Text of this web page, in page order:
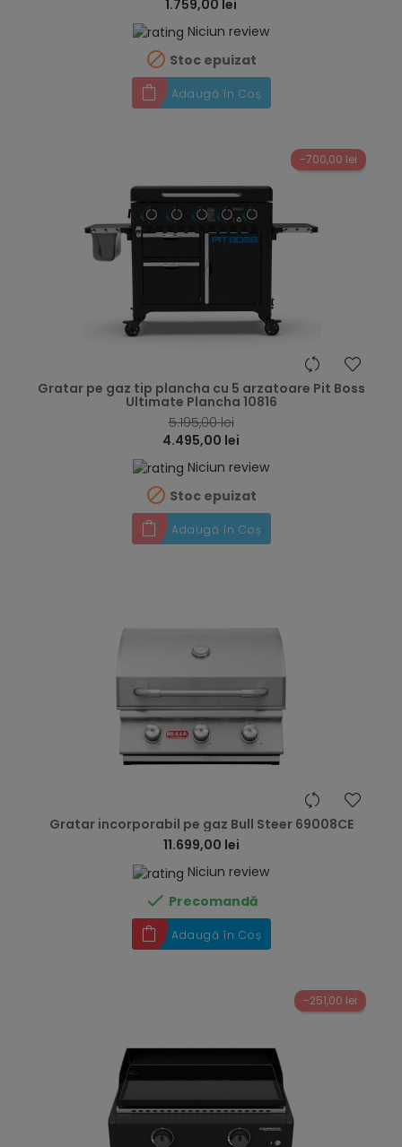
1.759,00 lei
Niciun review
 Stoc epuizat
Adaugă în Coș
-700,00 lei
Gratar pe gaz tip plancha cu 5 arzatoare Pit Boss
Ultimate Plancha 10816
5.195,00 lei
4.495,00 lei
Niciun review
 Stoc epuizat
Adaugă în Coș
Gratar incorporabil pe gaz Bull Steer 69008CE
11.699,00 lei
Niciun review
 Precomandă
Adaugă în Coș
-251,00 lei